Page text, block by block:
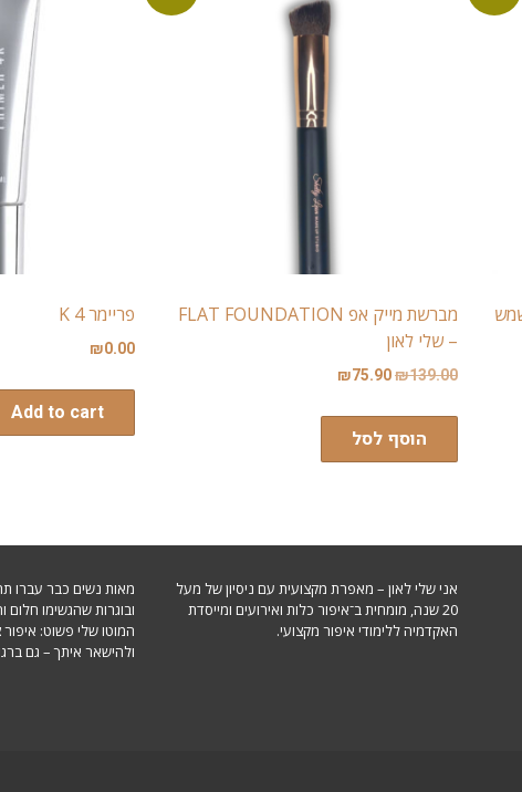
מברשת מייק אפ FLAT FOUNDATION
– שלי לאון
₪139.00
₪75.90
הוסף לסל
פריימר 4 K
₪0.00
Add to cart
אני שלי לאון – מאפרת מקצועית עם ניסיון של מעל
20 שנה, מומחית ב־איפור כלות ואירועים ומייסדת
האקדמיה ללימודי איפור מקצועי.
מאות נשים כבר עברו
ובוגרות שהגשימו
המוטו שלי פשוט:
ולהישאר איתך – גם